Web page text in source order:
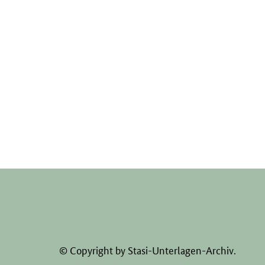
© Copyright by Stasi-Unterlagen-Archiv.